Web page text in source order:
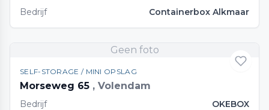
Bedrijf Containerbox Alkmaar
Geen foto
SELF-STORAGE / MINI OPSLAG
Morseweg 65 , Volendam
Bedrijf OKEBOX